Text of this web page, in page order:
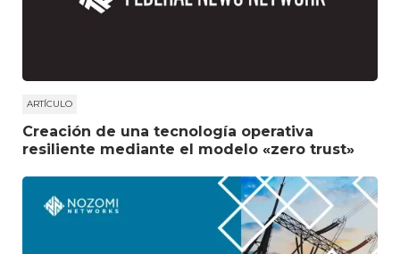
ARTÍCULO
Creación de una tecnología operativa
resiliente mediante el modelo «zero trust»